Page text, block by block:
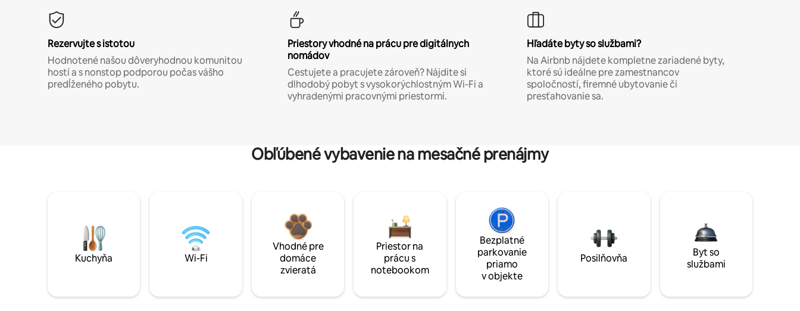
Rezervujte s istotou
Hodnotené našou dôveryhodnou komunitou
hostí a s nonstop podporou počas vášho
predĺženého pobytu.
Priestory vhodné na prácu pre digitálnych
nomádov
Cestujete a pracujete zároveň? Nájdite si
dlhodobý pobyt s vysokorýchlostným Wi-Fi a
vyhradenými pracovnými priestormi.
Hľadáte byty so službami?
Na Airbnb nájdete kompletne zariadené byty,
ktoré sú ideálne pre zamestnancov
spoločností, firemné ubytovanie či
presťahovanie sa.
Obľúbené vybavenie na mesačné prenájmy
Kuchyňa Wi-Fi
Vhodné pre
domáce
zvieratá
Priestor na
prácu s
notebookom
Bezplatné
parkovanie
priamo
v objekte
Posilňovňa
Byt so
službami